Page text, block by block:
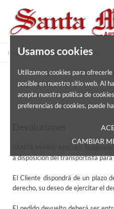
Usamos cookies
Utilizamos cookies para
posible en nuestro sitio web. Al
acepta nuestra política de
preferencias de cookies, puede
CAMBIAR
Inicio Política de Devoluciones
SANTA MARÍA Artículos
a disposición del transportista
El Cliente dispondrá de un plazo
derecho, su deseo de ejercitar el